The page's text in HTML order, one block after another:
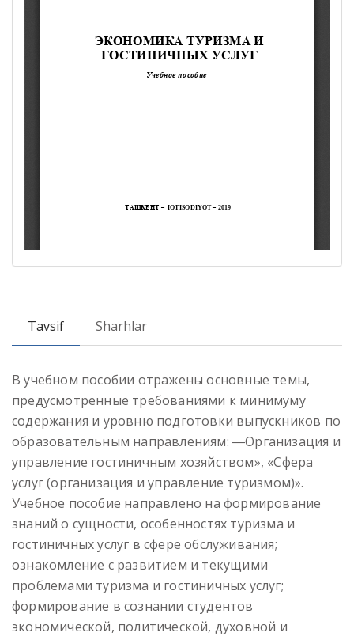
Tavsif Sharhlar
В учебном пособии отражены основные темы,
предусмотренные требованиями к минимуму
содержания и уровню подготовки выпускников по
образовательным направлениям: ―Организация и
управление гостиничным хозяйством», «Сфера
услуг (организация и управление туризмом)».
Учебное пособие направлено на формирование
знаний о сущности, особенностях туризма и
гостиничных услуг в сфере обслуживания;
ознакомление с развитием и текущими
проблемами туризма и гостиничных услуг;
формирование в сознании студентов
экономической, политической, духовной и